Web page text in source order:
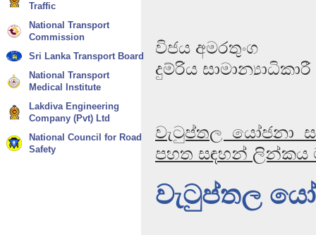
විජය අමරතුංග
දුම්රිය සාමාන්‍යාධිකාරී
වැටුප්තල යෝජනා
පහත සඳහන්
වැටුප්තල
Traffic
National Transport
Commission
Sri Lanka Transport Board
National Transport
Medical Institute
Lakdiva Engineering
Company (Pvt) Ltd
National Council for Road
Safety